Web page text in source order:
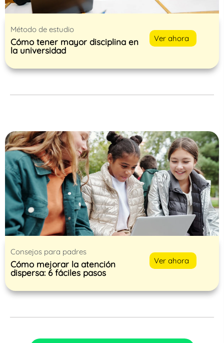
Método de estudio
Cómo tener mayor disciplina en
la universidad
Ver ahora
Consejos para padres
Cómo mejorar la atención
dispersa: 6 fáciles pasos
Ver ahora